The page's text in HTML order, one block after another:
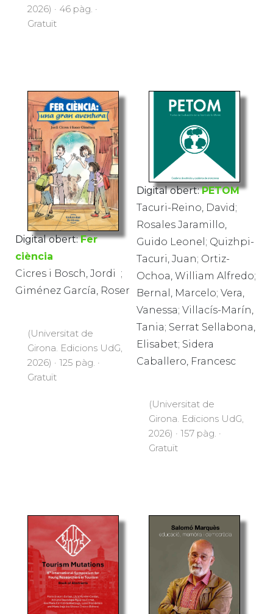
2026) · 46 pàg. ·
Gratuït
Digital obert: Fer
ciència
Cicres i Bosch, Jordi​ ​ ;
Giménez García, Roser
(Universitat de
Girona. Edicions UdG,
2026) · 125 pàg. ·
Gratuït
Digital obert: PETOM
Tacuri-Reino, David;
Rosales Jaramillo,
Guido Leonel; Quizhpi-
Tacuri, Juan; Ortiz-
Ochoa, William Alfredo;
Bernal, Marcelo; Vera,
Vanessa; Villacís-Marín,
Tania; Serrat Sellabona,
Elisabet; Sidera
Caballero, Francesc
(Universitat de
Girona. Edicions UdG,
2026) · 157 pàg. ·
Gratuït